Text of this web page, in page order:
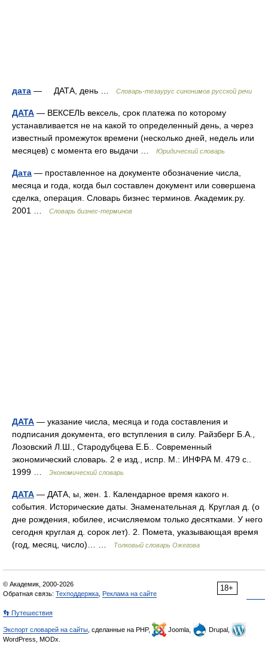
дата — ДАТА, день … Словарь-тезаурус синонимов русской речи
ДАТА — ВЕКСЕЛЬ вексель, срок платежа по которому
устанавливается не на какой то определенный день, а через
известный промежуток времени (несколько дней, недель или
месяцев) с момента его выдачи …
Юридический словарь
Дата — проставленное на документе обозначение числа,
месяца и года, когда был составлен документ или совершена
сделка, операция. Словарь бизнес терминов. Академик.ру.
2001 …
Словарь бизнес-терминов
ДАТА — указание числа, месяца и года составления и
подписания документа, его вступления в силу. Райзберг Б.А.,
Лозовский Л.Ш., Стародубцева Е.Б.. Современный
экономический словарь. 2 е изд., испр. М.: ИНФРА М. 479 с..
1999 …
Экономический словарь
ДАТА — ДАТА, ы, жен. 1. Календарное время какого н.
события. Исторические даты. Знаменательная д. Круглая д. (о
дне рождения, юбилее, исчисляемом только десятками. У него
сегодня круглая д. сорок лет). 2. Помета, указывающая время
(год, месяц, число)… …
Толковый словарь Ожегова
18+
© Академик, 2000-2026
Обратная связь: Техподдержка Реклама на сайте
👣 Путешествия
Экспорт словарей на сайты , сделанные на PHP, Joomla,
Drupal,
WordPress, MODx.